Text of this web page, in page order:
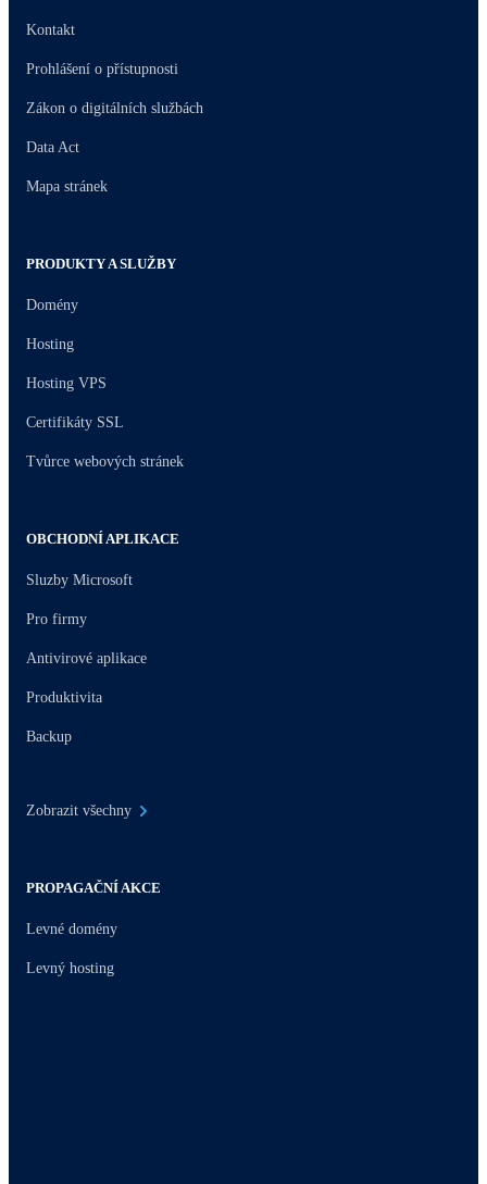
Kontakt
Prohlášení o přístupnosti
Zákon o digitálních službách
Data Act
Mapa stránek
PRODUKTY A SLUŽBY
Domény
Hosting
Hosting VPS
Certifikáty SSL
Tvůrce webových stránek
OBCHODNÍ APLIKACE
Sluzby Microsoft
Pro firmy
Antivirové aplikace
Produktivita
Backup
Zobrazit všechny
PROPAGAČNÍ AKCE
Levné domény
Levný hosting